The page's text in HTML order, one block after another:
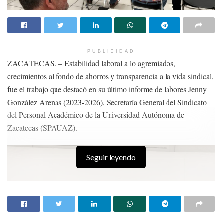
son vestigios de un tiempo lejano, sino evidencias de una realidad
actual que exige respuestas.
formación. ¿Qué significa ser
arqueóloga en un contexto así? ¿Qué implica trabajar con restos
humanos que pertenecen a
historias recientes, en su mayoría atravesadas por la violencia? La
línea entre la ciencia y la
Aún tengo un largo camino que recorrer, pero hoy, después de
interdisciplinarios, mi capacidad observativa ha cambiado para
siempre. Ya no veo huesos; veo
PUBLICIDAD
ZACATECAS. – Estabilidad laboral a lo agremiados,
crecimientos al fondo de ahorros y transparencia a la vida sindical,
fue el trabajo que destacó en su último informe de labores Jenny
González Arenas (2023-2026), Secretaría General del Sindicato
del Personal Académico de la Universidad Autónoma de
Zacatecas (SPAUAZ).
Seguir leyendo